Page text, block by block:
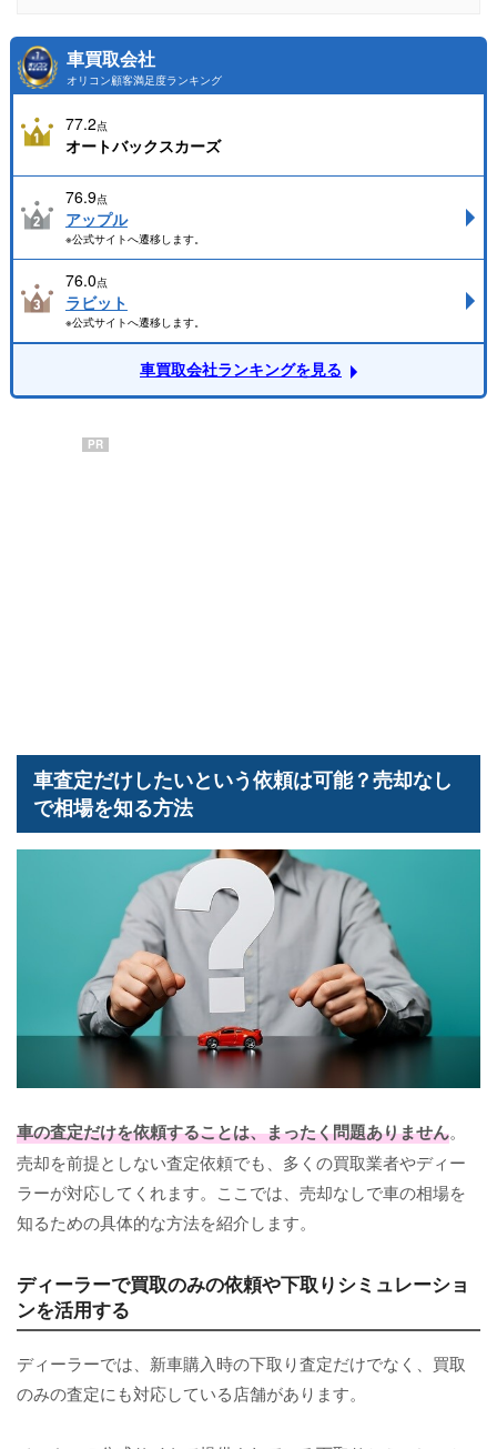
車買取会社
オリコン顧客満足度ランキング
77.2点
オートバックスカーズ
76.9点
アップル
※公式サイトへ遷移します。
76.0点
ラビット
※公式サイトへ遷移します。
車買取会社ランキングを見る
PR
車査定だけしたいという依頼は可能？売却なし
で相場を知る方法
車の査定だけを依頼することは、まったく問題ありません。
売却を前提としない査定依頼でも、多くの買取業者やディー
ラーが対応してくれます。ここでは、売却なしで車の相場を
知るための具体的な方法を紹介します。
ディーラーで買取のみの依頼や下取りシミュレーショ
ンを活用する
ディーラーでは、新車購入時の下取り査定だけでなく、買取
のみの査定にも対応している店舗があります。